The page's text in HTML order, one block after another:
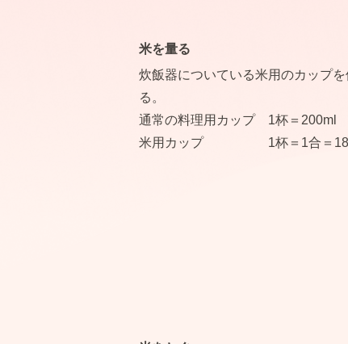
米を量る
炊飯器についている米用のカップ
る。
通常の料理用カップ 1杯＝200ml
米用カップ 1杯＝1合＝